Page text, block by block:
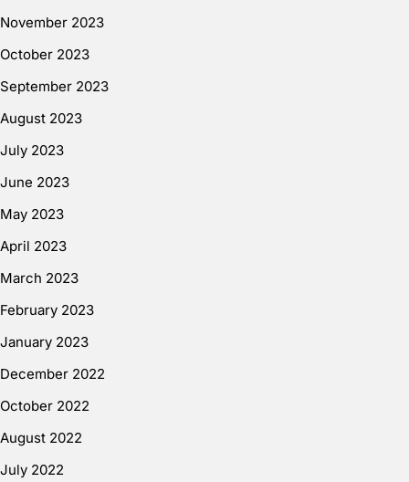
November 2023
October 2023
September 2023
August 2023
July 2023
June 2023
May 2023
April 2023
March 2023
February 2023
January 2023
December 2022
October 2022
August 2022
July 2022